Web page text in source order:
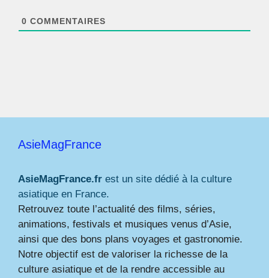
0 COMMENTAIRES
AsieMagFrance
AsieMagFrance.fr est un site dédié à la culture
asiatique en France.
Retrouvez toute l’actualité des films, séries,
animations, festivals et musiques venus d’Asie,
ainsi que des bons plans voyages et gastronomie.
Notre objectif est de valoriser la richesse de la
culture asiatique et de la rendre accessible au